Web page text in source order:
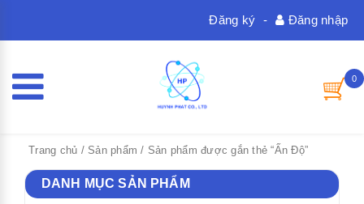
Đăng nhập
-
Đăng ký
0
Trang chủ / Sản phẩm / Sản phẩm được gắn thẻ “Ấn Độ”
DANH MỤC SẢN PHẨM